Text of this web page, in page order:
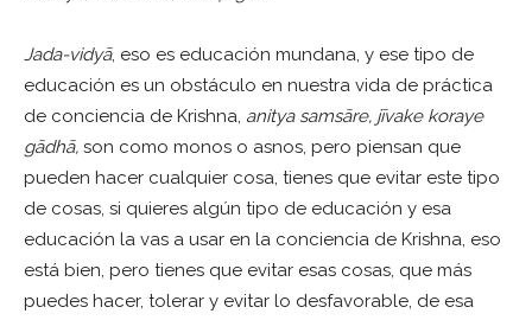
Jada-vidyā, eso es educación mundana, y ese tipo de
educación es un obstáculo en nuestra vida de práctica
de conciencia de Krishna, anitya samsāre, jīvake koraye
gādhā, son como monos o asnos, pero piensan que
pueden hacer cualquier cosa, tienes que evitar este tipo
de cosas, si quieres algún tipo de educación y esa
educación la vas a usar en la conciencia de Krishna, eso
está bien, pero tienes que evitar esas cosas, que más
puedes hacer, tolerar y evitar lo desfavorable, de esa